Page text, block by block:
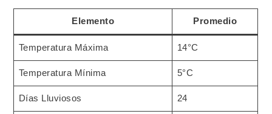
Elemento Promedio
Temperatura Máxima 14°C
Temperatura Mínima 5°C
Días Lluviosos 24